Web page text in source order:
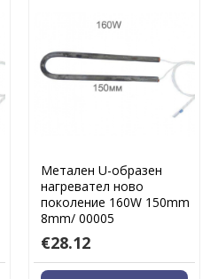
Метален U-образен
нагревател ново
поколение 160W 150mm
8mm/ 00005
€28.12